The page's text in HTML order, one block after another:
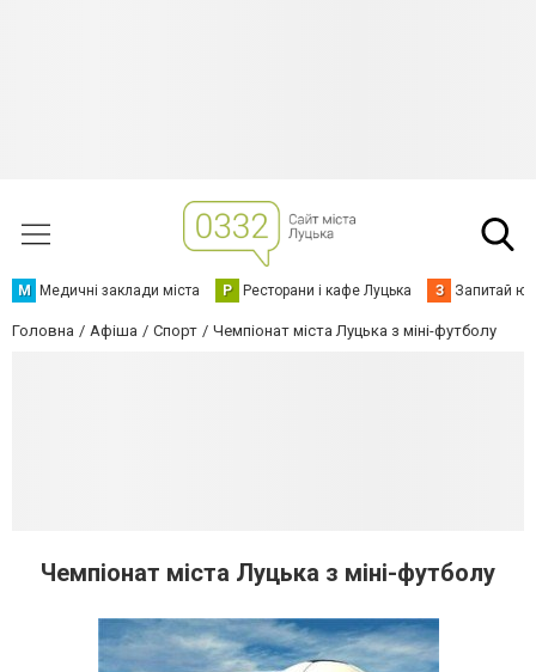
М Медичні заклади міста Р Ресторани і кафе Луцька З Запитай
Головна Афіша Спорт Чемпіонат міста Луцька з міні-футболу
Чемпіонат міста Луцька з міні-футболу